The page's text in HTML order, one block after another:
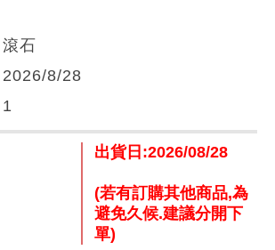
滾石
2026/8/28
1
出貨日:2026/08/28
(若有訂購其他商品,為
避免久候.建議分開下
單)